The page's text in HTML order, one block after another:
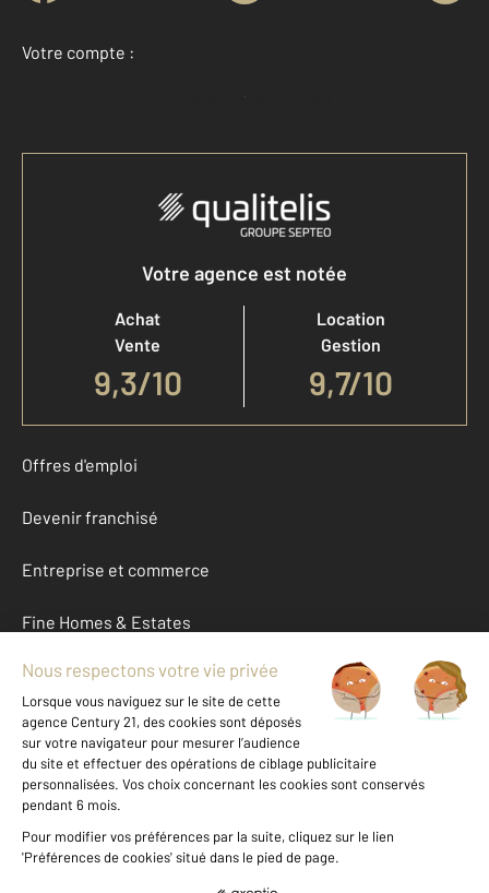
Votre compte :
Accéder à mon compte
Votre agence est notée
Achat
Vente
9,3/10
Location
Gestion
9,7/10
Offres d'emploi
Devenir franchisé
Entreprise et commerce
Fine Homes & Estates
À propos
International
Nous contacter